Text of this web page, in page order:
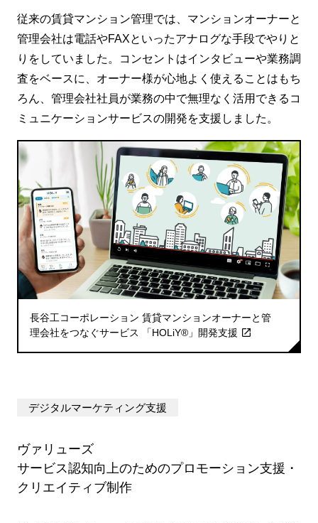
従来の賃貸マンション管理では、マンションオーナーと
管理会社は電話やFAXといったアナログな手段でやりと
りをしていました。コンセントはインタビューや業務調
査をベースに、オーナー様が心地よく使えることはもち
ろん、管理会社社員が業務の中で無理なく活用できるコ
ミュニケーションサービスの開発を支援しました。
長谷工コーポレーション 賃貸マンションオーナーと管
理会社をつなぐサービス 「HOLiY®」開発支援
デジタルマーケティング支援
ヴァリューズ
サービス認知向上のためのプロモーション支援・
クリエイティブ制作